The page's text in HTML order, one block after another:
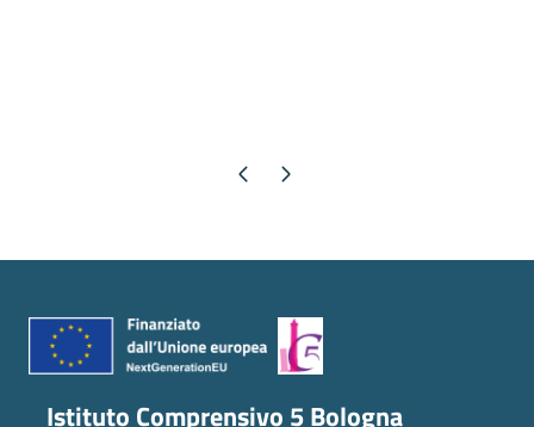
Pagina precedente
Pagina successiva
Istituto Comprensivo 5 Bologna